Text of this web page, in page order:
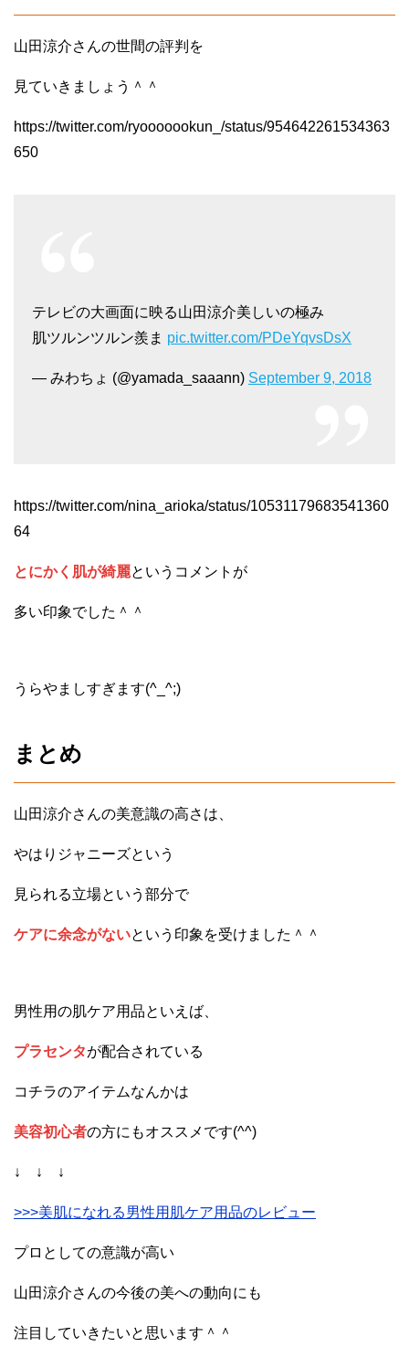
山田涼介さんの世間の評判を
見ていきましょう＾＾
https://twitter.com/ryooooookun_/status/954642261534363
650
テレビの大画面に映る山田涼介美しいの極み
肌ツルンツルン羨ま pic.twitter.com/PDeYqvsDsX
— みわちょ (@yamada_saaann) September 9, 2018
https://twitter.com/nina_arioka/status/10531179683541360
64
とにかく肌が綺麗というコメントが
多い印象でした＾＾
うらやましすぎます(^_^;)
まとめ
山田涼介さんの美意識の高さは、
やはりジャニーズという
見られる立場という部分で
ケアに余念がないという印象を受けました＾＾
男性用の肌ケア用品といえば、
プラセンタが配合されている
コチラのアイテムなんかは
美容初心者の方にもオススメです(^^)
↓ ↓ ↓
>>>美肌になれる男性用肌ケア用品のレビュー
プロとしての意識が高い
山田涼介さんの今後の美への動向にも
注目していきたいと思います＾＾